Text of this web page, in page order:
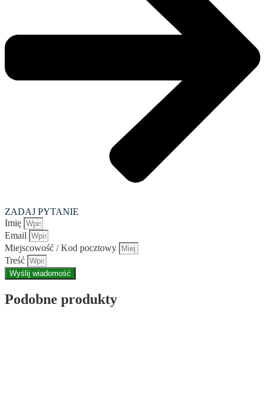
ZADAJ PYTANIE
Imię
Email
Miejscowość / Kod pocztowy
Treść
Wyślij wiadomość
Podobne produkty